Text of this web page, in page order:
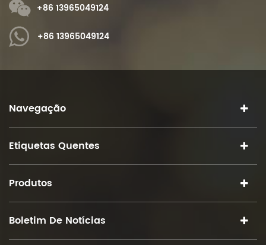
+86 13965049124
+86 13965049124
Navegação
Etiquetas Quentes
Produtos
Boletim De Notícias